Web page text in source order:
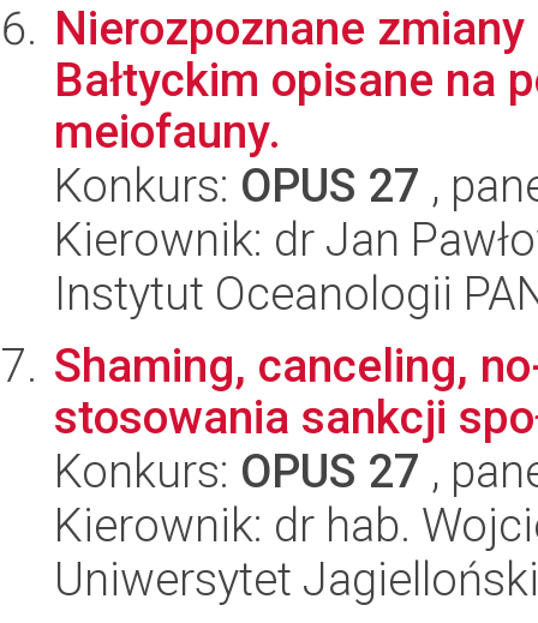
Nierozpoznane
Bałtyckim opisane na
meiofauny.
Konkurs: OPUS 27 ,
Kierownik: dr Jan
Instytut Oceanologii
Shaming, canceling,
stosowania sankcji
Konkurs: OPUS 27 ,
Kierownik: dr hab.
Uniwersytet Jagielloński